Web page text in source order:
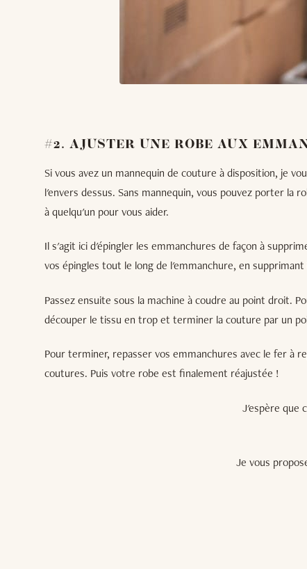
#2. AJUSTER UNE ROBE AUX
Si vous avez un mannequin de couture à disposition, je
l'envers dessus. Sans mannequin, vous pouvez porter la
à quelqu'un pour vous aider.
Il s'agit ici d'épingler les emmanchures de façon à
vos épingles tout le long de l'emmanchure, en
Passez ensuite sous la machine à coudre au point droit.
découper le tissu en trop et terminer la couture par un
Pour terminer, repasser vos emmanchures avec le fer à
coutures. Puis votre robe est finalement réajustée !
J'espère que
Je vous